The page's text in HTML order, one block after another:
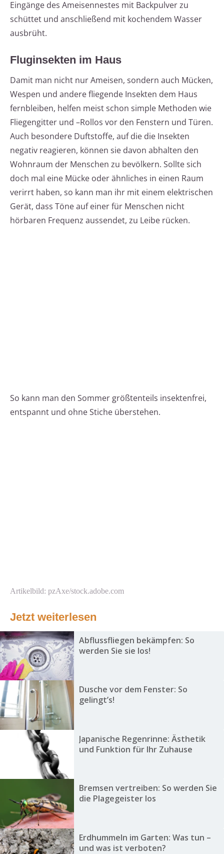
Eingänge des Ameisennestes mit Backpulver zu
schüttet und anschließend mit kochendem Wasser
ausbrüht.
Fluginsekten im Haus
Damit man nicht nur Ameisen, sondern auch Mücken,
Wespen und andere fliegende Insekten dem Haus
fernbleiben, helfen meist schon simple Methoden wie
Fliegengitter und –Rollos vor den Fenstern und Türen.
Auch besondere Duftstoffe, auf die die Insekten
negativ reagieren, können sie davon abhalten den
Wohnraum der Menschen zu bevölkern. Sollte sich
doch mal eine Mücke oder ähnliches in einen Raum
verirrt haben, so kann man ihr mit einem elektrischen
Gerät, dass Töne auf einer für Menschen nicht
hörbaren Frequenz aussendet, zu Leibe rücken.
So kann man den Sommer größtenteils insektenfrei,
entspannt und ohne Stiche überstehen.
Artikelbild: pzAxe/stock.adobe.com
Jetzt weiterlesen
Abflussfliegen bekämpfen: So
werden Sie sie los!
Dusche vor dem Fenster: So
gelingt’s!
Japanische Regenrinne: Ästhetik
und Funktion für Ihr Zuhause
Bremsen vertreiben: So werden Sie
die Plagegeister los
Erdhummeln im Garten: Was tun –
und was ist verboten?